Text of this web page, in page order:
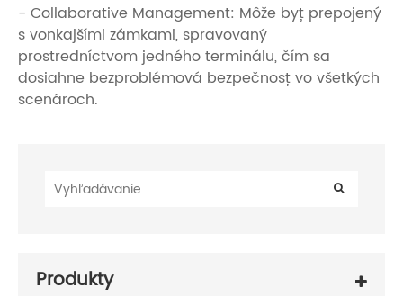
- Collaborative Management: Môže byť prepojený
s vonkajšími zámkami, spravovaný
prostredníctvom jedného terminálu, čím sa
dosiahne bezproblémová bezpečnosť vo všetkých
scenároch.
Produkty